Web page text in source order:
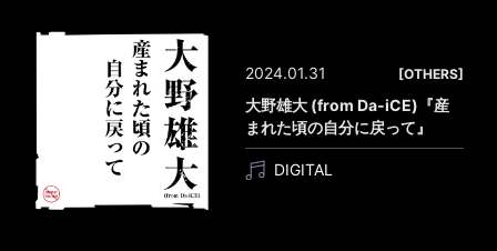
2024.01.31 [OTHERS]
大野雄大 (from Da-iCE)『産
まれた頃の自分に戻って』
DIGITAL